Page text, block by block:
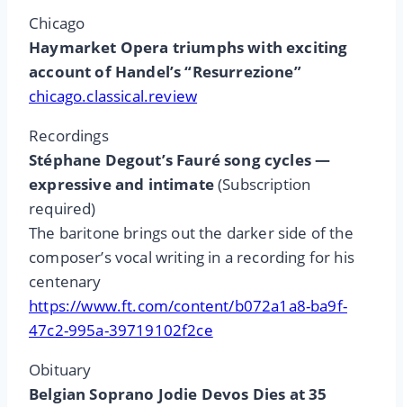
Chicago
Haymarket Opera triumphs with exciting
account of Handel’s “Resurrezione”
chicago.classical.review
Recordings
Stéphane Degout’s Fauré song cycles —
expressive and intimate(Subscription
required)
The baritone brings out the darker side of the
composer’s vocal writing in a recording for his
centenary
https://www.ft.com/content/b072a1a8-ba9f-
47c2-995a-39719102f2ce
Obituary
Belgian Soprano Jodie Devos Dies at 35